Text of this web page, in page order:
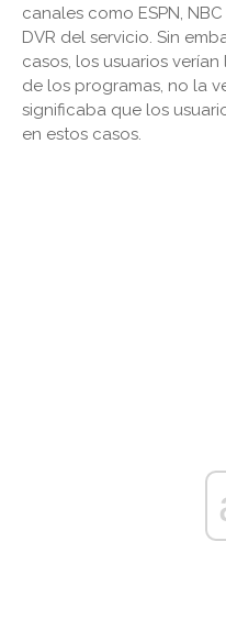
canales como ESPN,
DVR del servicio. Sin
casos, los usuarios
de los programas, no la
significaba que los
en estos casos.